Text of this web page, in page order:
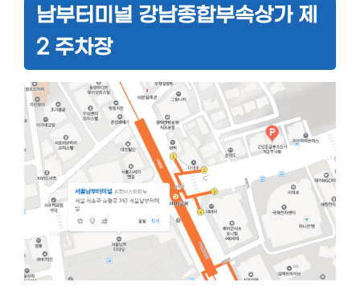
남부터미널 강남종합부속상가 제
2 주차장